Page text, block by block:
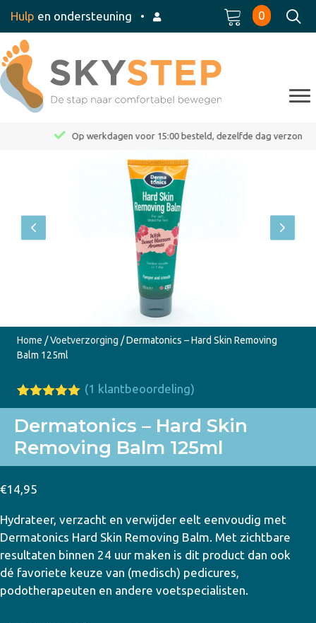
Hulp en ondersteuning • 0
Op werkdagen voor 15:00 besteld, dezelfde dag verzonden
Home /Voetverzorging / Dermatonics – Hard Skin Removing
Balm 125ml
Gewaardeer
d
5
gebaseerd
op
1
klant
waardering
(1 klantbeoordeling)
Dermatonics – Hard Skin
Removing Balm 125ml
€14,95
Hydrateer, verzacht en verwijder eelt eenvoudig met
Dermatonics Hard Skin Removing Balm. Met zichtbare
resultaten binnen 24 uur maken is dit product dan ook
dé favoriete keuze van (medisch) pedicures,
podotherapeuten en andere voetspecialisten.